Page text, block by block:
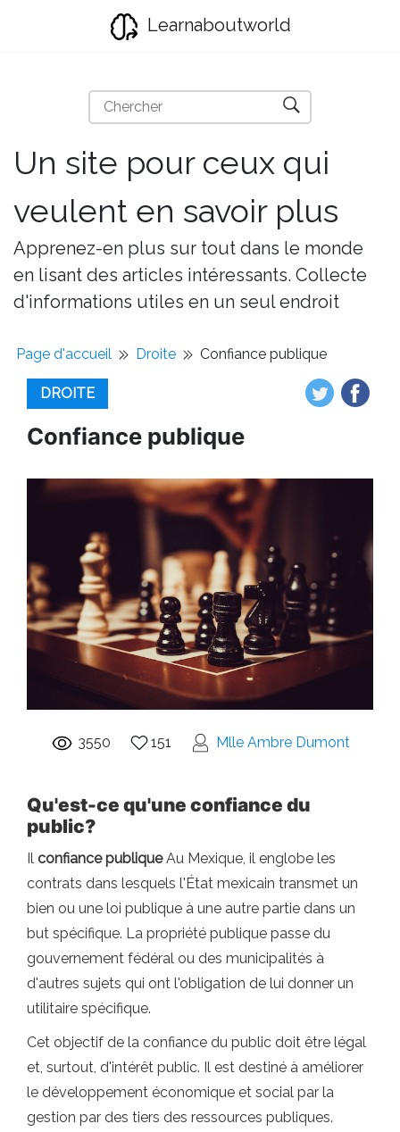
Learnaboutworld
Un site pour ceux qui
veulent en savoir plus
Apprenez-en plus sur tout dans le monde
en lisant des articles intéressants. Collecte
d'informations utiles en un seul endroit
Page d'accueil Droite Confiance publique
DROITE
Confiance publique
3550 151 Mlle Ambre Dumont
Qu'est-ce qu'une confiance du
public?
Il confiance publiqueAu Mexique, il englobe les
contrats dans lesquels l'État mexicain transmet un
bien ou une loi publique à une autre partie dans un
but spécifique. La propriété publique passe du
gouvernement fédéral ou des municipalités à
d'autres sujets qui ont l'obligation de lui donner un
utilitaire spécifique.
Cet objectif de la confiance du public doit être légal
et, surtout, d'intérêt public. Il est destiné à améliorer
le développement économique et social par la
gestion par des tiers des ressources publiques.